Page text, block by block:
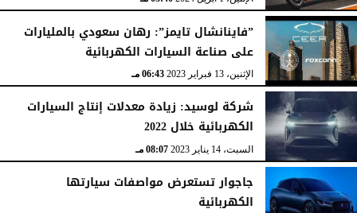
”فاينانشال تايمز”: رهان سعودي بالمليارات
على صناعة السيارات الكهربائية
الإثنين، 13 فبراير 2023 06:43 مـ
شركة لوسيد: زيادة معدلات إنتاج السيارات
الكهربائية خلال 2022
السبت، 14 يناير 2023 08:07 مـ
جاجوار تستعرض مواصفات سيارتها
الكهربائية